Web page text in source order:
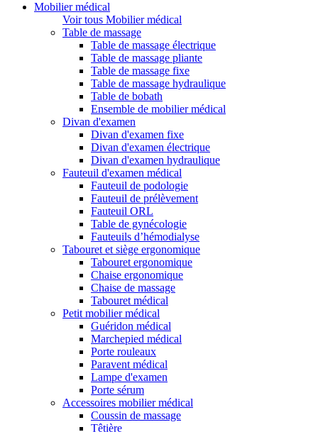
Mobilier médical
Voir tous Mobilier médical
Table de massage
Table de massage électrique
Table de massage pliante
Table de massage fixe
Table de massage hydraulique
Table de bobath
Ensemble de mobilier médical
Divan d'examen
Divan d'examen fixe
Divan d'examen électrique
Divan d'examen hydraulique
Fauteuil d'examen médical
Fauteuil de podologie
Fauteuil de prélèvement
Fauteuil ORL
Table de gynécologie
Fauteuils d’hémodialyse
Tabouret et siège ergonomique
Tabouret ergonomique
Chaise ergonomique
Chaise de massage
Tabouret médical
Petit mobilier médical
Guéridon médical
Marchepied médical
Porte rouleaux
Paravent médical
Lampe d'examen
Porte sérum
Accessoires mobilier médical
Coussin de massage
Têtière